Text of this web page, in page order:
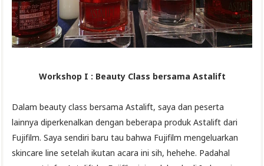
Workshop I : Beauty Class bersama Astalift
Dalam beauty class bersama Astalift, saya dan peserta
lainnya diperkenalkan dengan beberapa produk Astalift dari
Fujifilm. Saya sendiri baru tau bahwa Fujifilm mengeluarkan
skincare line setelah ikutan acara ini sih, hehehe. Padahal